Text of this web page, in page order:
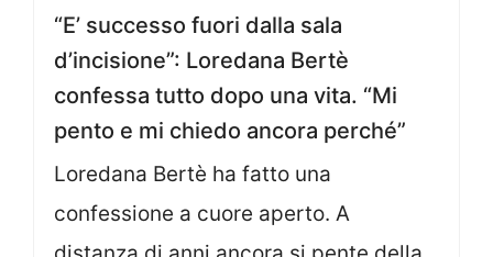
“E’ successo fuori dalla sala
d’incisione”: Loredana Bertè
confessa tutto dopo una vita. “Mi
pento e mi chiedo ancora perché”
Loredana Bertè ha fatto una
confessione a cuore aperto. A